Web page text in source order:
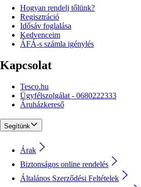
Hogyan rendelj tőlünk?
Regisztráció
Idősáv foglalása
Kedvenceim
ÁFÁ-s számla igénylés
Kapcsolat
Tesco.hu
Ügyfélszolgálat - 0680222333
Áruházkereső
Segítünk
Árak
Biztonságos online rendelés
Általános Szerződési Feltételek